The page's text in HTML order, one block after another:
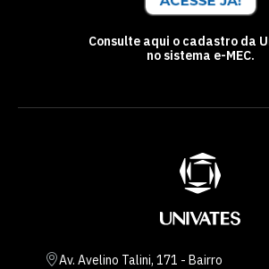
Consulte aqui o cadastro da
no sistema e-MEC.
Av. Avelino Talini, 171 - Bairro